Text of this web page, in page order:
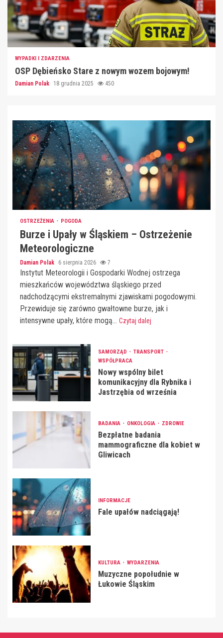
WYPADKI I ZDARZENIA
OSP Dębieńsko Stare z nowym wozem bojowym!
Damian Polak 18 grudnia 2025 450
OSTRZEŻENIA POGODA
Burze i Upały w Śląskiem – Ostrzeżenie
Meteorologiczne
Damian Polak 6 sierpnia 2026 7
Instytut Meteorologii i Gospodarki Wodnej ostrzega
mieszkańców województwa śląskiego przed
nadchodzącymi ekstremalnymi zjawiskami pogodowymi.
Przewiduje się zarówno gwałtowne burze, jak i
intensywne upały, które mogą... Czytaj dalej
SAMORZĄD
TRANSPORT
WSPÓŁPRACA
Nowy wspólny bilet
komunikacyjny dla Rybnika i
Jastrzębia od września
BADANIA ONKOLOGIA ZDROWIE
Bezpłatne badania
mammograficzne dla kobiet w
Gliwicach
INFORMACJE
Fale upałów nadciągają!
KULTURA WYDARZENIA
Muzyczne popołudnie w
Łukowie Śląskim